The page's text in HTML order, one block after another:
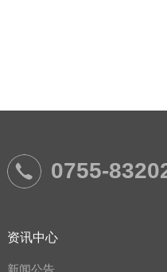
0755-
资讯中心
新闻公告